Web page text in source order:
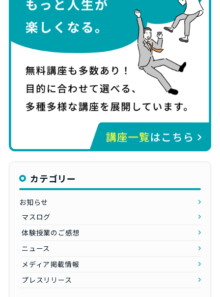
カテゴリー
お知らせ
マスログ
体験授業のご感想
ニュース
メディア掲載情報
プレスリリース